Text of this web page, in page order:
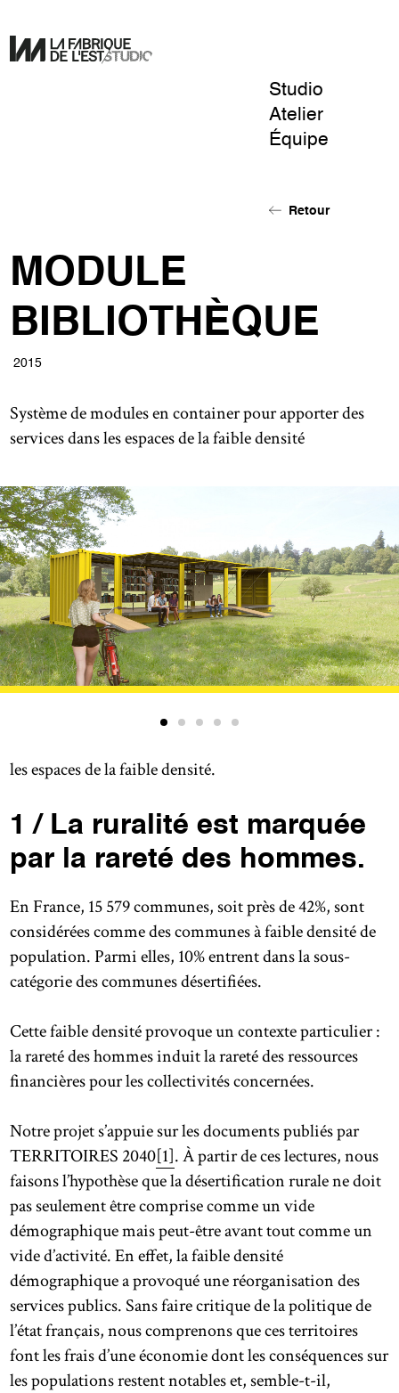
Studio
Atelier
Équipe
Retour
MODULE
BIBLIOTHÈQUE
2015
Système de modules en container pour apporter des
services dans les espaces de la faible densité
les espaces de la faible densité.
1 / La ruralité est marquée
par la rareté des hommes.
En France, 15 579 communes, soit près de 42%, sont
considérées comme des communes à faible densité de
population. Parmi elles, 10% entrent dans la sous-
catégorie des communes désertifiées.
Cette faible densité provoque un contexte particulier :
la rareté des hommes induit la rareté des ressources
financières pour les collectivités concernées.
Notre projet s’appuie sur les documents publiés par
TERRITOIRES 2040[1]. À partir de ces lectures, nous
faisons l’hypothèse que la désertification rurale ne doit
pas seulement être comprise comme un vide
démographique mais peut-être avant tout comme un
vide d’activité. En effet, la faible densité
démographique a provoqué une réorganisation des
services publics. Sans faire critique de la politique de
l’état français, nous comprenons que ces territoires
font les frais d’une économie dont les conséquences sur
les populations restent notables et, semble-t-il,